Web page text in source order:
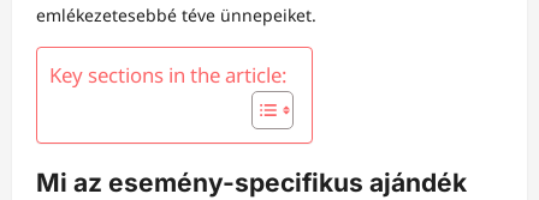
emlékezetesebbé téve ünnepeiket.
Key sections in the article:
Mi az esemény-specifikus ajándék